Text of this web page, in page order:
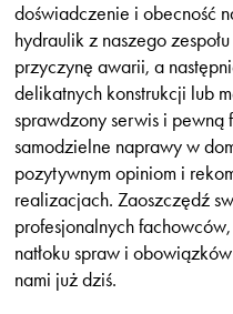
doświadczenie i obecność
hydraulik z naszego
przyczynę awarii, a
delikatnych konstrukcji lub
sprawdzony serwis i pewną
samodzielne naprawy w
pozytywnym opiniom i
realizacjach. Zaoszczędź
profesjonalnych
natłoku spraw i
nami już dziś.